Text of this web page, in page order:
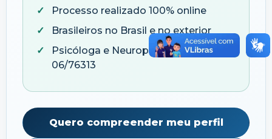
Processo realizado 100% online
Brasileiros no Brasil e no exterior
Psicóloga e Neuropsicóloga — CRP
06/76313
Quero compreender meu perfil